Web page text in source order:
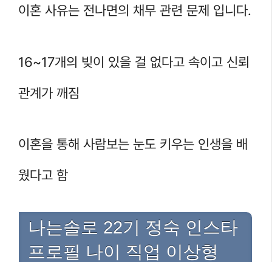
이혼 사유는 전나면의 채무 관련 문제 입니다.
16~17개의 빚이 있을 걸 없다고 속이고 신뢰
관계가 깨짐
이혼을 통해 사람보는 눈도 키우는 인생을 배
웠다고 함
나는솔로 22기 정숙 인스타
프로필 나이 직업 이상형